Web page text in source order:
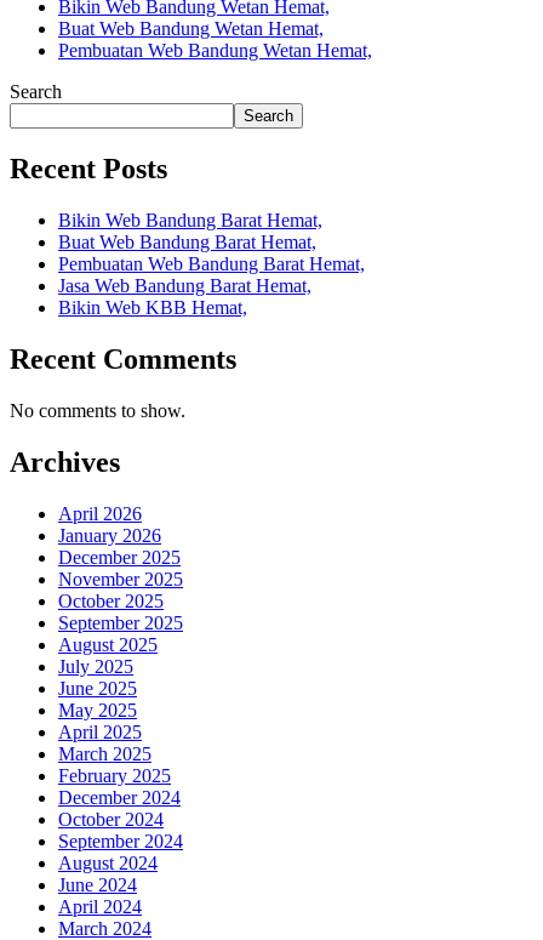
Bikin Web Bandung Wetan Hemat,
Buat Web Bandung Wetan Hemat,
Pembuatan Web Bandung Wetan Hemat,
Search
Search
Recent Posts
Bikin Web Bandung Barat Hemat,
Buat Web Bandung Barat Hemat,
Pembuatan Web Bandung Barat Hemat,
Jasa Web Bandung Barat Hemat,
Bikin Web KBB Hemat,
Recent Comments
No comments to show.
Archives
April 2026
January 2026
December 2025
November 2025
October 2025
September 2025
August 2025
July 2025
June 2025
May 2025
April 2025
March 2025
February 2025
December 2024
October 2024
September 2024
August 2024
June 2024
April 2024
March 2024